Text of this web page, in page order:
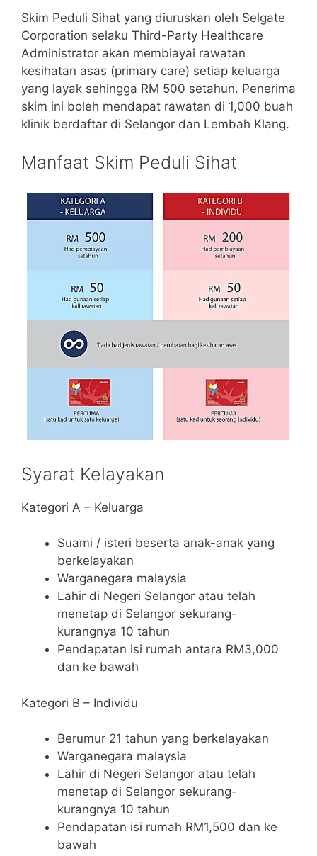
Skim Peduli Sihat yang diuruskan oleh Selgate
Corporation selaku Third-Party Healthcare
Administrator akan membiayai rawatan
kesihatan asas (primary care) setiap keluarga
yang layak sehingga RM 500 setahun. Penerima
skim ini boleh mendapat rawatan di 1,000 buah
klinik berdaftar di Selangor dan Lembah Klang.
Manfaat Skim Peduli Sihat
Syarat Kelayakan
Kategori A – Keluarga
Suami / isteri beserta anak-anak yang
berkelayakan
Warganegara malaysia
Lahir di Negeri Selangor atau telah
menetap di Selangor sekurang-
kurangnya 10 tahun
Pendapatan isi rumah antara RM3,000
dan ke bawah
Kategori B – Individu
Berumur 21 tahun yang berkelayakan
Warganegara malaysia
Lahir di Negeri Selangor atau telah
menetap di Selangor sekurang-
kurangnya 10 tahun
Pendapatan isi rumah RM1,500 dan ke
bawah